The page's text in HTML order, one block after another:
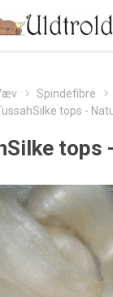
Spindefibre
tops -
tops